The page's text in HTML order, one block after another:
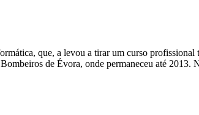
que, a levou a tirar um curso
de Évora, onde permaneceu até